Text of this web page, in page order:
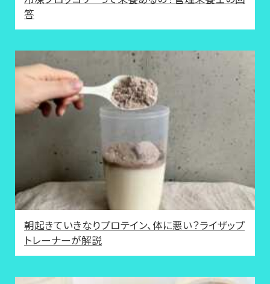
答
朝起きていきなりプロテイン、体に悪い？ライザップ
トレーナーが解説